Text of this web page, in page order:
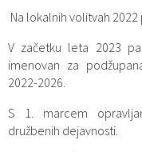
Na lokalnih volitvah
V začetku leta 2023
imenovan za
2022-2026.
S 1. marcem
družbenih dejavnosti.
Občinski časopis
Proračun občine